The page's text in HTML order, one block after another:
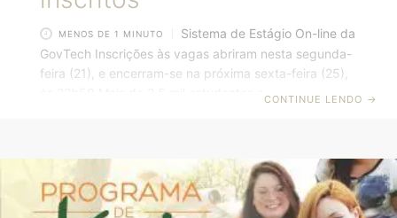
MENOS DE 1 MINUTO
Sistema de Estágio On-line da
GovTech Inscrições às vagas abriram nesta segunda-
feira (21), e encerram-se na próxima sexta-feira (25),
às 23h50 Mais de 2,5 mil estudantes candidataram-se
12h, e seguem até sexta-feira (25), às 23h50.
Poderão se inscrever alunos do Ensino Médio, Técnico
e Superior. São requisitos básicos para concorrer às
CONTINUE LENDO →